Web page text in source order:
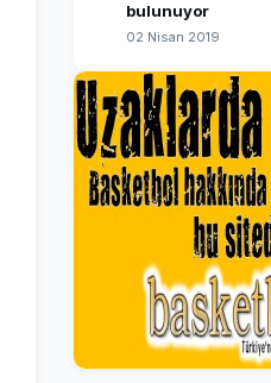
bulunuyor
02 Nisan 2019